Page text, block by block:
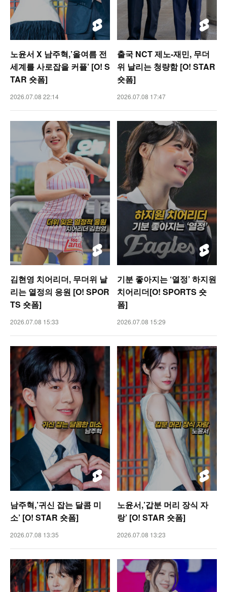
노윤서 X 남주혁,’올여름 전
세계를 사로잡을 커플’ [O! S
TAR 숏폼]
2026.07.08 22:14
출국 NCT 제노-재민, 무더
위 날리는 청량함 [O! STAR
숏폼]
2026.07.08 17:47
김현영 치어리더, 무더위 날
리는 열정의 응원 [O! SPOR
TS 숏폼]
2026.07.08 15:33
기분 좋아지는 ‘열정’ 하지원
치어리더[O! SPORTS 숏
폼]
2026.07.08 15:29
남주혁,’귀신 잡는 달콤 미
소’ [O! STAR 숏폼]
2026.07.08 13:35
노윤서,’갑분 머리 장식 자
랑’ [O! STAR 숏폼]
2026.07.08 13:23